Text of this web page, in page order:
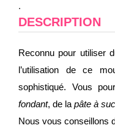
.
DESCRIPTION
Reconnu pour utiliser
l’utilisation de ce
sophistiqué. Vous
fondant, de la pâte à
Nous vous conseillons